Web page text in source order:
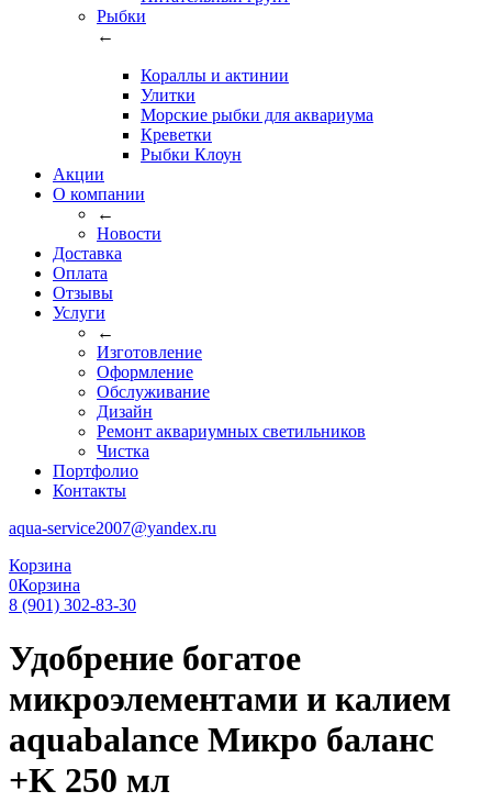
Рыбки
←
Кораллы и актинии
Улитки
Морские рыбки для аквариума
Креветки
Рыбки Клоун
Акции
О компании
←
Новости
Доставка
Оплата
Отзывы
Услуги
←
Изготовление
Оформление
Обслуживание
Дизайн
Ремонт аквариумных светильников
Чистка
Портфолио
Контакты
aqua-service2007@yandex.ru
Корзина
0Корзина
8 (901) 302-83-30
Удобрение богатое
микроэлементами и калием
aquabalance Микро баланс
+K 250 мл